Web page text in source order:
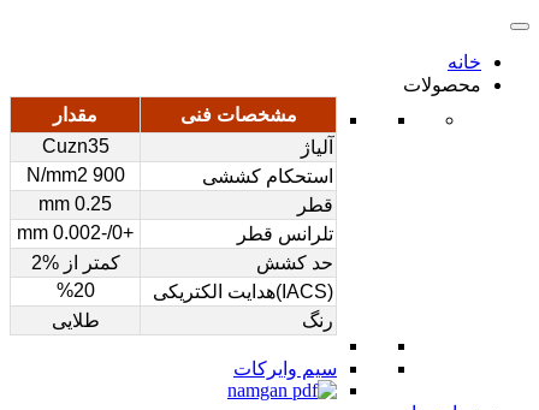
خانه
محصولات
مشخصات فنی
مقدار
آلیاژ
Cuzn35
استحکام کششی
900 N/mm2
قطر
0.25 mm
تلرانس قطر
+0/-0.002 mm
حد کشش
کمتر از %2
(IACS)هدایت الکتریکی
%20
رنگ
طلایی
سیم وایرکات